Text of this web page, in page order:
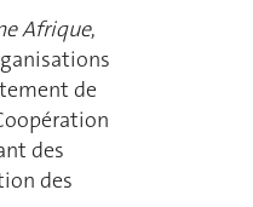
Afrique,
de
des
des